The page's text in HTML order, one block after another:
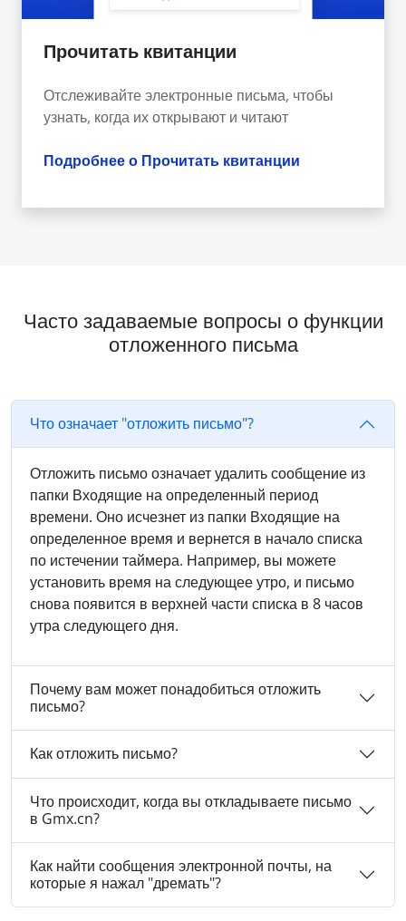
Прочитать квитанции
Отслеживайте электронные письма, чтобы
узнать, когда их открывают и читают
Подробнее о Прочитать квитанции
Часто задаваемые вопросы о функции
отложенного письма
Что означает "отложить письмо"?
Отложить письмо означает удалить сообщение из
папки Входящие на определенный период
времени. Оно исчезнет из папки Входящие на
определенное время и вернется в начало списка
по истечении таймера. Например, вы можете
установить время на следующее утро, и письмо
снова появится в верхней части списка в 8 часов
утра следующего дня.
Почему вам может понадобиться отложить
письмо?
Как отложить письмо?
Что происходит, когда вы откладываете письмо
в Gmx.cn?
Как найти сообщения электронной почты, на
которые я нажал "дремать"?